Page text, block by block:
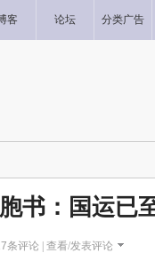
客 论坛 分类广告
书：国运已
条评论 | 查看/发表评论